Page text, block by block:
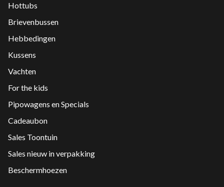
Hottubs
Brievenbussen
Hebbedingen
Kussens
Vachten
For the kids
Pipowagens en Specials
Cadeaubon
Sales Toontuin
Sales nieuw in verpakking
Beschermhoezen